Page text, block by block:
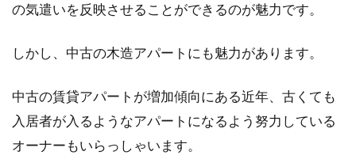
の気遣いを反映させることができるのが魅力です。
しかし、中古の木造アパートにも魅力があります。
中古の賃貸アパートが増加傾向にある近年、古くても
入居者が入るようなアパートになるよう努力している
オーナーもいらっしゃいます。